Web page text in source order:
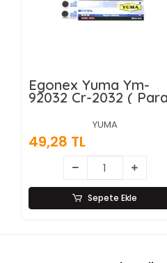
Egonex Yuma Ym-
92032 Cr-2032 ( Para
Pil ) ( Lityum ) ( 3v ) (
5li Kart )*400
YUMA
49,28 TL
Sepete Ekle